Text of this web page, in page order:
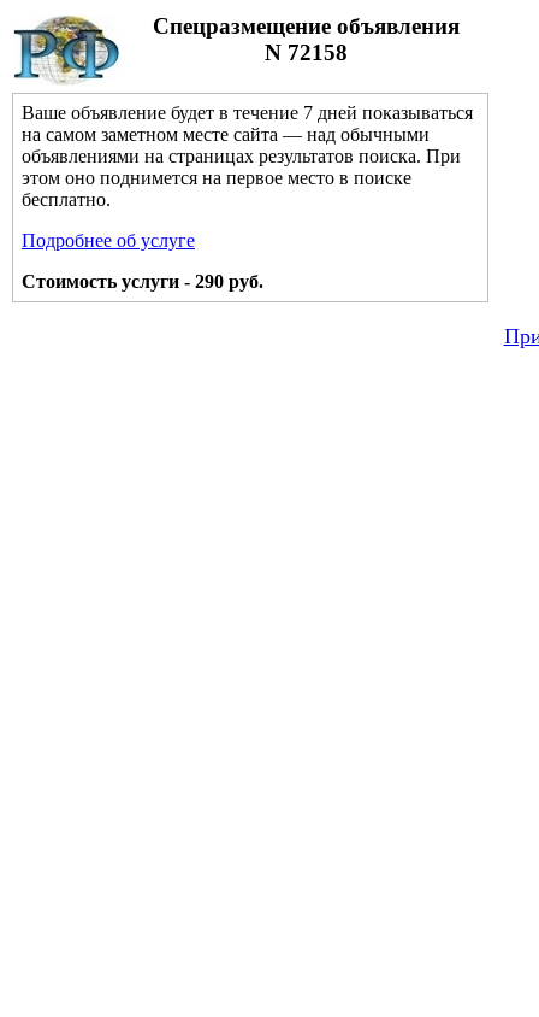
Спецразмещение объявления
N 72158
Ваше объявление будет в течение 7 дней показываться
на самом заметном месте сайта — над обычными
объявлениями на страницах результатов поиска. При
этом оно поднимется на первое место в поиске
бесплатно.
Подробнее об услуге
Стоимость услуги - 290 руб.